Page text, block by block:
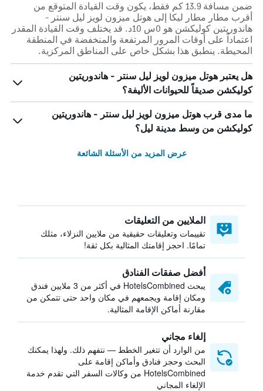
ضمن مسافة 13.9 كم فقط، يكون وقت القيادة المتوقع من
أقرب مطار مطار ليكا إلى هوتل ميزون لويز ليل سنتر -
هاندوريتين كوليكشن هو 0س 10د. قد يختلف وقت القيادة المقدر
اعتماداً على أوقات المرور المرتفعة والمنخفضة في المنطقة
المحيطة. ينطبق هذا بشكل خاص على المناطق المركزية.
هل يعتبر هوتل ميزون لويز ليل سنتر - هاندوريتين
كوليكشن صديقاً للحيوانات الأليفة؟
ما مدى قرب هوتل ميزون لويز ليل سنتر - هاندوريتين
كوليكشن من وسط مدينة ليل؟
عرض المزيد من الأسئلة الشائعة
الملايين من التعليقات
تقييمات وتعليقات حقيقية من ملايين النزلاء، مثلك
تمامًا. احجز إقامتك المثالية بكل ثقة!
أفضل صفقات الفنادق
يبحث HotelsCombined في أكثر من 3 ملايين فندق
ومكان إقامة ويجمعهم في مكان واحد حتى تتمكن من
مقارنة أماكن الإقامة المثالية.
إلغاء مجاني
من الوارد أن تتغير الخطط — نتفهم ذلك. ولهذا يمكنك
البحث وحجز فنادق وأماكن إقامة على
HotelsCombined من وكالات السفر التي تقدم خدمة
الإلغاء المجاني